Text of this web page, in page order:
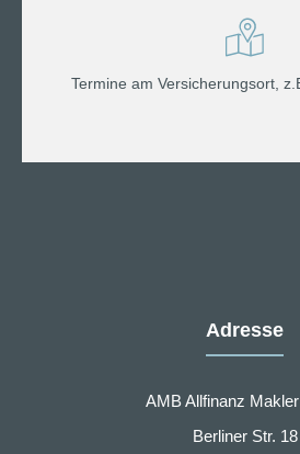
Termine am Versicherungsort,
Adresse
AMB Allfinanz
Berliner Str. 18